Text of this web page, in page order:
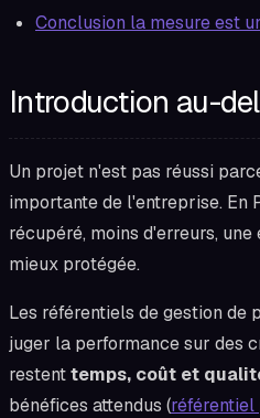
Conclusion la mesure est
Introduction au-
Un projet n'est pas réussi
importante de l'entreprise. En
récupéré, moins d'erreurs,
mieux protégée.
Les référentiels de gestion
juger la performance sur des
restenttemps, coût et
bénéfices attendus (référentiel